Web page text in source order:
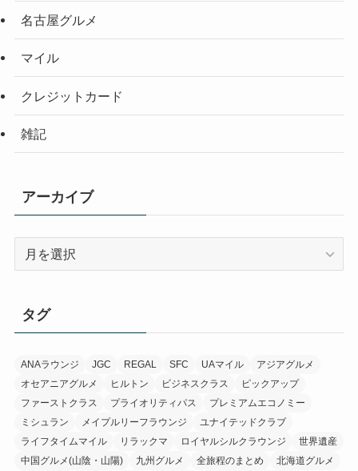
名古屋グルメ
マイル
クレジットカード
雑記
アーカイブ
ブ
タグ
ANAラウンジ JGC REGAL SFC UAマイル
アジアグルメ
オセアニアグルメ
ヒルトン ビジネスクラス
ピックアップ
ファーストクラス
プライオリティパス
プレミアムエコノミー
ミシュラン
メイプルリーフラウンジ
ユナイテッドクラブ
ライフタイムマイル
リラックマ ロイヤルシルクラウンジ
世界遺産
中国グルメ(山陰・山陽)
九州グルメ 全旅程のまとめ
北海道グルメ